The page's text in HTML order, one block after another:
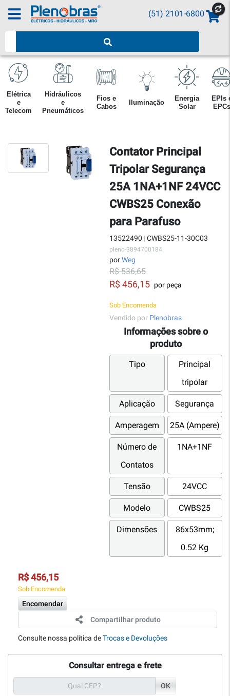
(51) 2101-6800
Elétrica
e
Telecom
Hidráulicos
e
Pneumáticos
Fios e
Cabos
Iluminação
Energia
Solar
EPIs
EPCs
Contator Principal
Tripolar Segurança
25A 1NA+1NF 24VCC
CWBS25 Conexão
para Parafuso
13522490 | CWBS25-11-30C03
pleno-3894700184
porWeg
R$ 536,65
R$ 456,15 por peça
Sob Encomenda
Vendido por Plenobras
Informações sobre o
produto
Tipo
Principal
tripolar
Aplicação Segurança
Amperagem 25A (Ampere)
Número de
Contatos
1NA+1NF
Tensão 24VCC
Modelo CWBS25
Dimensões
86x53mm;
0.52 Kg
R$ 456,15
Sob Encomenda
Encomendar
Compartilhar produto
Consulte nossa política deTrocas e Devoluções
Consultar entrega e frete
OK